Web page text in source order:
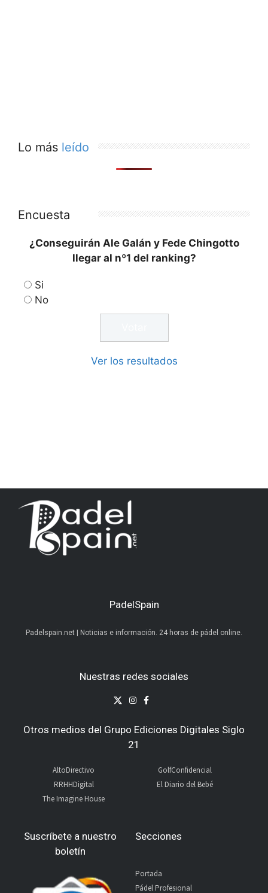
Lo más leído
Encuesta
¿Conseguirán Ale Galán y Fede Chingotto
llegar al nº1 del ranking?
Si
No
Ver los resultados
PadelSpain
Padelspain.net | Noticias e información. 24 horas de pádel online.
Nuestras redes sociales
Otros medios del Grupo Ediciones Digitales Siglo
21
AltoDirectivo
RRHHDigital
The Imagine House
GolfConfidencial
El Diario del Bebé
Suscríbete a nuestro
boletín
Secciones
Portada
Pádel Profesional